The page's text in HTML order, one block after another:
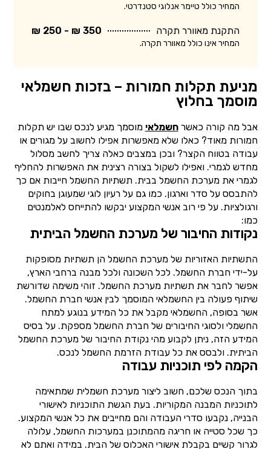
המחיר כולל טיימר אנלוגי סטנדרטי.
התקנת מאוורר תקרה 350 ₪ - 250 ₪
המחיר אינו כולל מאוורר תקרה.
מניעת תקלות חמורות – בזכות חשמלאי
מוסמך בחלוץ
אבל מה קורה כאשרחשמלאי מוסמך מגיע לנכס שבו יש תקלות
חמורות מאוד? כאלו שלא מאפשרות אפילו לחשוב על מגורים או
עבודה בטווח הקצר? ובכן במצבים כאלה צריך לחשב מסלול
מחדש לגמרי. ואפילו לשקול בצורה רצינית את האפשרות להחליף
לגמרי את מערכת החשמל בבית. תשתיות החשמל חייבות אם כך
להתבסס על סדר וארגון. כמו גם על רעיון לוגי שמעוגן בחוקים
ורגולציות. על פי רוב אנשי המקצוע יבקשו להתייחס לאלמנטים
כמו:
נקודות החיבור של מערכת החשמל הביתית
התשתיות האזוריות של מערכת החשמל הן תשתיות מסופקות
על-ידי חברת החשמל. לכל השכונה ולכל מבנה ברחבי הארץ,
אפשר לחבר את תשתיות מערכת החשמל. זוהי משימה שדורשת
שיתוף פעולה בין החשמלאי המוסמך לבין אנשי חברת החשמל.
אשר בסופה, החשמלאי מקבל את כל המידע בנוגע למתח
החשמלי ולסוגי החיבורים של חברת החשמל מספקת. על בסיס
המידע הזה, ניתן לקבוע מהי נקודת החיבור של מערכת החשמל
הביתית. ולבסס את כל עבודת הזרמת החשמל לנכס.
הקמה לפי תוכניות עבודה
בתוך הנכס שלכם, חשוב ליצור מערכת חשמלית שמתאימה
לתוכניות המבנה המקוריות. בעת הגשת התוכניות לאישורי
הבנייה, נקבעו סדרי העבודה והם מחייבים את כל אנשי המקצוע.
כך שכל סטייה או חריגה מהמתוכנן במערכות החשמל, עלולה
לגרור קשיים בקבלת אישורי האכלוס של הבית. במידה ואתם לא